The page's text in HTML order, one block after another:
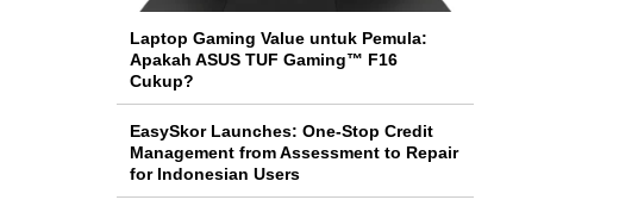
Laptop Gaming Value untuk Pemula:
Apakah ASUS TUF Gaming™ F16
Cukup?
EasySkor Launches: One-Stop Credit
Management from Assessment to Repair
for Indonesian Users